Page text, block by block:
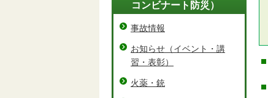
コンビナート防災）
事故情報
お知らせ（イベント・講
習・表彰）
火薬・銃